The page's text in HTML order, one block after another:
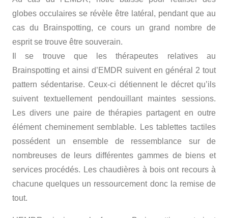
globes occulaires se révèle être latéral, pendant que au
cas du Brainspotting, ce cours un grand nombre de
esprit se trouve être souverain.
Il se trouve que les thérapeutes relatives au
Brainspotting et ainsi d’EMDR suivent en général 2 tout
pattern sédentarise. Ceux-ci détiennent le décret qu’ils
suivent textuellement pendouillant maintes sessions.
Les divers une paire de thérapies partagent en outre
élément cheminement semblable. Les tablettes tactiles
possédent un ensemble de ressemblance sur de
nombreuses de leurs différentes gammes de biens et
services procédés. Les chaudières à bois ont recours à
chacune quelques un ressourcement donc la remise de
tout.